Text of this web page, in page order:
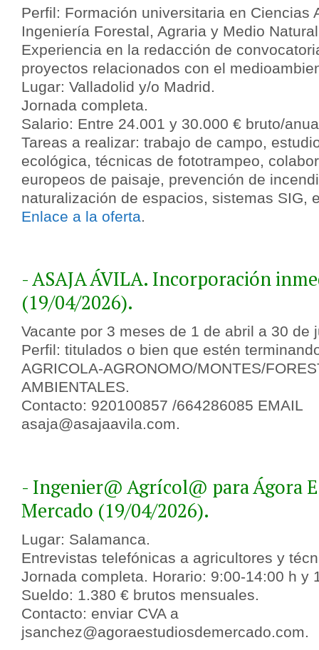
Perfil: Formación universitaria en Ciencias
Ingeniería Forestal, Agraria y Medio
Experiencia en la redacción de
proyectos relacionados con el
Lugar: Valladolid y/o Madrid.
Jornada completa.
Salario: Entre 24.001 y 30.000 € bruto/
Tareas a realizar: trabajo de campo,
ecológica, técnicas de fototrampeo,
europeos de paisaje, prevención de
naturalización de espacios, sistemas SIG,
Enlace a la oferta.
- ASAJA ÁVILA. Incorporación
(19/04/2026).
Vacante por 3 meses de 1 de abril a 30 de
Perfil: titulados o bien que estén
AGRICOLA-AGRONOMO/MONTES/
AMBIENTALES.
Contacto: 920100857 /664286085 EMAIL
asaja@asajaavila.com.
- Ingenier@ Agrícol@ para Ágora
Mercado (19/04/2026).
Lugar: Salamanca.
Entrevistas telefónicas a agricultores y
Jornada completa. Horario: 9:00-14:00 h y
Sueldo: 1.380 € brutos mensuales.
Contacto: enviar CVA a
jsanchez@agoraestudiosdemercado.com.